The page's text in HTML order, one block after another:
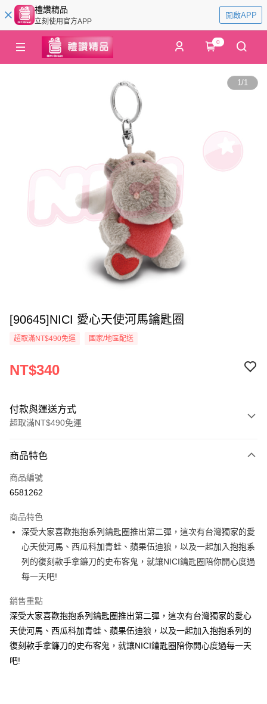
禮讚精品
立刻使用官方APP
開啟APP
0
1/1
[90645]NICI 愛心天使河馬鑰匙圈
超取滿NT$490免運 國家/地區配送
NT$340
付款與運送方式
超取滿NT$490免運
信用卡一次付款
超商取貨付款
Apple Pay
街口支付
悠遊付
AFTEE先享後付
相關說明
AFTEE先享後付是「在收到商品之後才付款」的支付方式。 讓您購物簡單
便利好安心！
１．簡單：不需註冊會員、不需綁卡、不需儲值。
２．便利：只要手機號碼，簡訊認證，即可結帳。
ATM付款
運送方式
商品特色
商品編號
6581262
商品特色
深受大家喜歡抱抱系列鑰匙圈推出第二彈，這次有台灣獨家的愛
心天使河馬、西瓜科加青蛙、蘋果伍迪狼，以及一起加入抱抱系
列的復刻款手拿鐮刀的史布客鬼，就讓NICI鑰匙圈陪你開心度過
每一天吧!
銷售重點
深受大家喜歡抱抱系列鑰匙圈推出第二彈，這次有台灣獨家的愛心
天使河馬、西瓜科加青蛙、蘋果伍迪狼，以及一起加入抱抱系列的
復刻款手拿鐮刀的史布客鬼，就讓NICI鑰匙圈陪你開心度過每一天
吧!